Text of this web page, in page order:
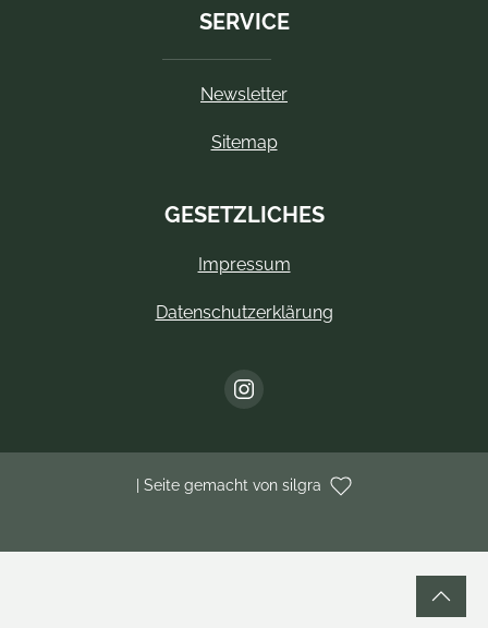
SERVICE
Newsletter
Sitemap
GESETZLICHES
Impressum
Datenschutzerklärung
| Seite gemacht von silgra